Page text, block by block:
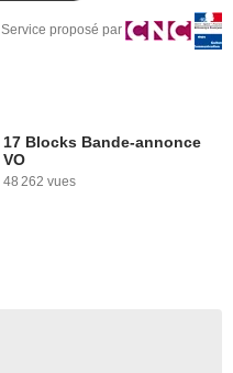
Service proposé par
17 Blocks Bande-annonce
VO
48 262 vues